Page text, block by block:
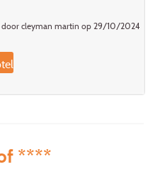
door cleyman martin op 29/10/2024
****